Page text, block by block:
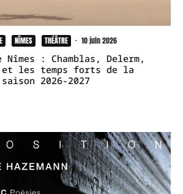
NÎMES THÉÂTRE · 10 juin 2026
Nîmes : Chamblas, Delerm,
et les temps forts de la
saison 2026-2027